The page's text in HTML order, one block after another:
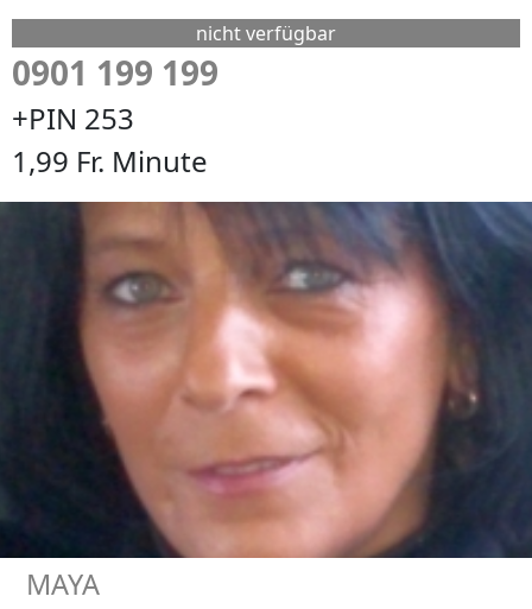
nicht verfügbar
0901 199 199
+PIN 253
1,99 Fr. Minute
MAYA